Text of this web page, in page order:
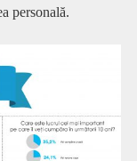
personală.